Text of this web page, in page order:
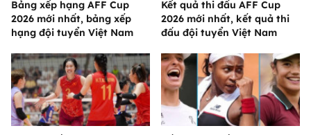
Bảng xếp hạng AFF Cup
2026 mới nhất, bảng xếp
hạng đội tuyển Việt Nam
Kết quả thi đấu AFF Cup
2026 mới nhất, kết quả thi
đấu đội tuyển Việt Nam